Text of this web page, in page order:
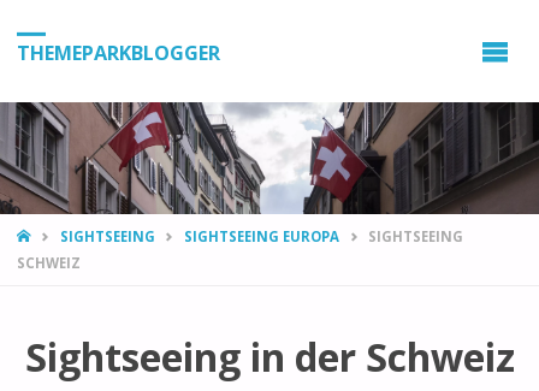
THEMEPARKBLOGGER
HOMESIGHTSEEING SIGHTSEEING EUROPA
SIGHTSEEING
SCHWEIZ
Sightseeing in der Schweiz